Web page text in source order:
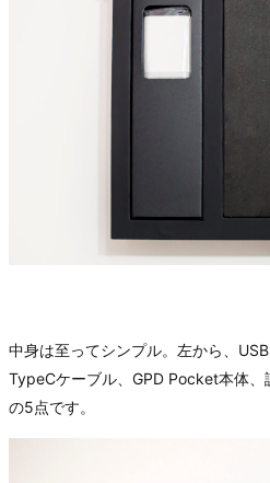
中身は至ってシンプル。左から、
TypeCケーブル、GPD Pocket本体、
の5点です。